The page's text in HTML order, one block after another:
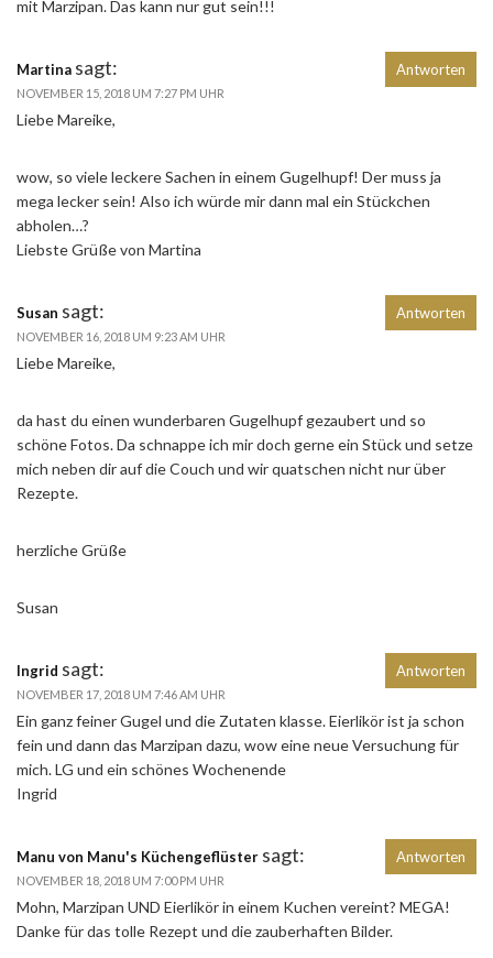
mit Marzipan. Das kann nur gut sein!!!
Martina sagt:
NOVEMBER 15, 2018 UM 7:27 PM UHR
Liebe Mareike,
wow, so viele leckere Sachen in einem Gugelhupf! Der muss ja
mega lecker sein! Also ich würde mir dann mal ein Stückchen
abholen…?
Liebste Grüße von Martina
Antworten
Susan sagt:
NOVEMBER 16, 2018 UM 9:23 AM UHR
Liebe Mareike,
da hast du einen wunderbaren Gugelhupf gezaubert und so
schöne Fotos. Da schnappe ich mir doch gerne ein Stück und setze
mich neben dir auf die Couch und wir quatschen nicht nur über
Rezepte.
herzliche Grüße
Susan
Antworten
Ingrid sagt:
NOVEMBER 17, 2018 UM 7:46 AM UHR
Ein ganz feiner Gugel und die Zutaten klasse. Eierlikör ist ja schon
fein und dann das Marzipan dazu, wow eine neue Versuchung für
mich. LG und ein schönes Wochenende
Ingrid
Antworten
Manu von Manu's Küchengeflüster sagt:
NOVEMBER 18, 2018 UM 7:00 PM UHR
Mohn, Marzipan UND Eierlikör in einem Kuchen vereint? MEGA!
Danke für das tolle Rezept und die zauberhaften Bilder.
Antworten